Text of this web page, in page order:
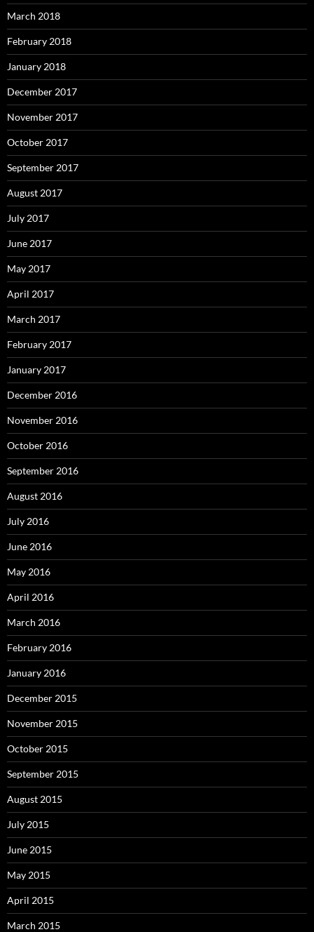
March 2018
February 2018
January 2018
December 2017
November 2017
October 2017
September 2017
August 2017
July 2017
June 2017
May 2017
April 2017
March 2017
February 2017
January 2017
December 2016
November 2016
October 2016
September 2016
August 2016
July 2016
June 2016
May 2016
April 2016
March 2016
February 2016
January 2016
December 2015
November 2015
October 2015
September 2015
August 2015
July 2015
June 2015
May 2015
April 2015
March 2015